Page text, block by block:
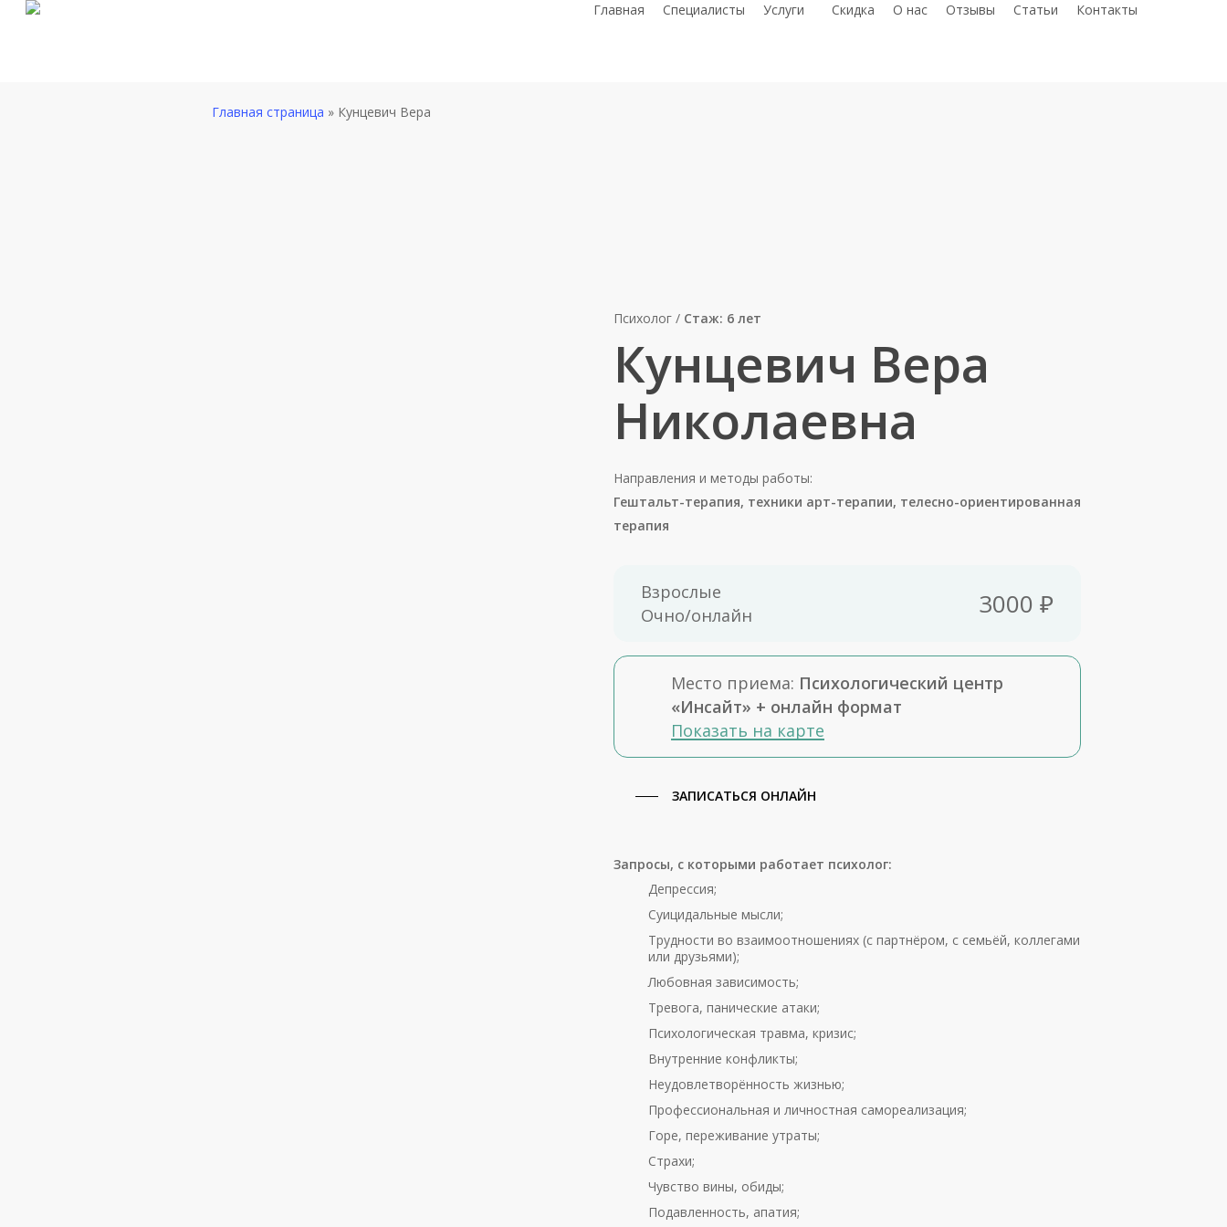
Главная Специалисты Услуги Скидка О нас Отзывы Статьи Контакты
Главная страница » Кунцевич Вера
Психолог / Стаж: 6 лет
Кунцевич Вера
Николаевна
Направления и методы работы:
Гештальт-терапия, техники арт-терапии, телесно-ориентированная
терапия
Взрослые
Очно/онлайн
3000 ₽
Место приема: Психологический центр
«Инсайт» + онлайн формат
Показать на карте
ЗАПИСАТЬСЯ ОНЛАЙН
Запросы, с которыми работает психолог:
Депрессия;
Суицидальные мысли;
Трудности во взаимоотношениях (с партнёром, с семьёй, коллегами
или друзьями);
Любовная зависимость;
Тревога, панические атаки;
Психологическая травма, кризис;
Внутренние конфликты;
Неудовлетворённость жизнью;
Профессиональная и личностная самореализация;
Горе, переживание утраты;
Страхи;
Чувство вины, обиды;
Подавленность, апатия;